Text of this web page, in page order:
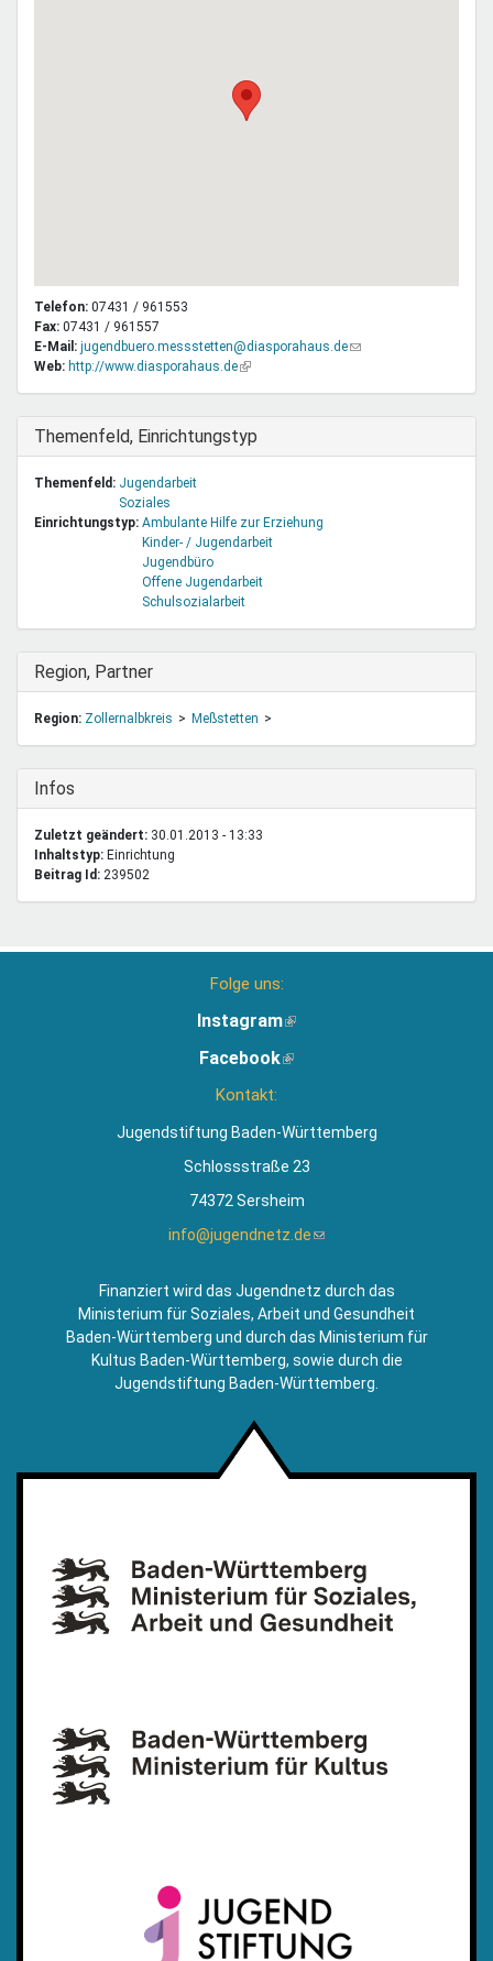
Telefon: 07431 / 961553
Fax: 07431 / 961557
E-Mail: jugendbuero.messstetten@diasporahaus.de(Link
Web: http://www.diasporahaus.de(Link
Ausblenden
Themenfeld, Einrichtungstyp
Themenfeld: Jugendarbeit
Soziales
Einrichtungstyp: Ambulante Hilfe zur Erziehung
Kinder- / Jugendarbeit
Jugendbüro
Offene Jugendarbeit
Schulsozialarbeit
Ausblenden
Region, Partner
Region: Zollernalbkreis Meßstetten
Ausblenden
Infos
Zuletzt geändert: 30.01.2013 - 13:33
Inhaltstyp:
einrichtung
Beitrag Id: 239502
Folge uns:
Instagram(Link
extern)
Facebook(Link
Kontakt:
Jugendstiftung Baden-Württemberg
Schlossstraße 23
74372 Sersheim
info@jugendnetz.de(Link
Mail)
Finanziert wird das Jugendnetz durch das
Ministerium für Soziales, Arbeit und Gesundheit
Baden-Württemberg und durch das Ministerium für
Kultus Baden-Württemberg, sowie durch die
Jugendstiftung Baden-Württemberg.